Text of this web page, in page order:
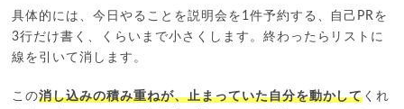
具体的には、今日やることを説明会を1件予約する、自己PRを
3行だけ書く、くらいまで小さくします。終わったらリストに
線を引いて消します。
この消し込みの積み重ねが、止まっていた自分を動かして くれ